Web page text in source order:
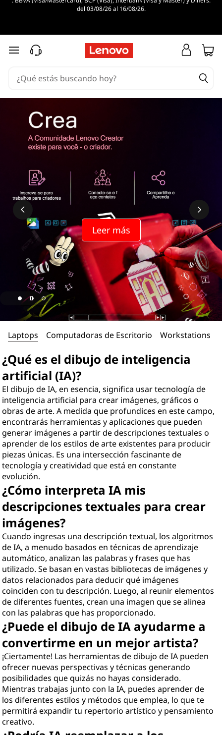
del 03/08/26 al 16/08/26.
Ir al contenido principal
Leer más
Laptops Computadoras de Escritorio Workstations
¿Qué es el dibujo de inteligencia
artificial (IA)?
El dibujo de IA, en esencia, significa usar tecnología de
inteligencia artificial para crear imágenes, gráficos o
obras de arte. A medida que profundices en este campo,
encontrarás herramientas y aplicaciones que pueden
generar imágenes a partir de descripciones textuales o
aprender de los estilos de arte existentes para producir
piezas únicas. Es una intersección fascinante de
tecnología y creatividad que está en constante
evolución.
¿Cómo interpreta IA mis
descripciones textuales para crear
imágenes?
Cuando ingresas una descripción textual, los algoritmos
de IA, a menudo basados en técnicas de aprendizaje
automático, analizan las palabras y frases que has
utilizado. Se basan en vastas bibliotecas de imágenes y
datos relacionados para deducir qué imágenes
coinciden con tu descripción. Luego, al reunir elementos
de diferentes fuentes, crean una imagen que se alinea
con las palabras que has proporcionado.
¿Puede el dibujo de IA ayudarme a
convertirme en un mejor artista?
¡Ciertamente! Las herramientas de dibujo de IA pueden
ofrecer nuevas perspectivas y técnicas generando
posibilidades que quizás no hayas considerado.
Mientras trabajas junto con la IA, puedes aprender de
los diferentes estilos y métodos que emplea, lo que te
permitirá expandir tu repertorio artístico y pensamiento
creativo.